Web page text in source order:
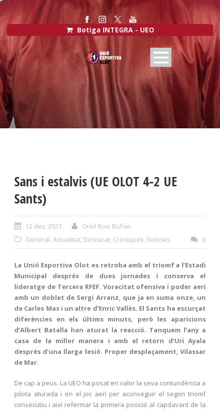
Botiga INTEGRA - UEO
Sans i estalvis (UE OLOT 4-2 UE
Sants)
12 des. 2021
Oriol Boix Bufias
General, Actualitat, Destacat, Cròniques, Notícies 0
La Unió Esportiva Olot es retroba amb el triomf a l’Estadi
Municipal després de dues jornades i conserva el
lideratge de Tercera RFEF. Voracitat ofensiva i poder aeri
amb un doblet de Sergi Arranz, que ja en suma onze, un
de Carles Mas i un altre d’Enric Vallès. El Sants ha escurçat
diferències en els últims minuts, però les aparicions
d’Albert Batalla han aturat la reacció. Tanquem l’any a
casa de la millor manera i amb el retorn d’Uri Ayala
després d’una llarga lesió. Proper desplaçament, Vilassar
de Mar.
De cap a peus. La UEO ha posat en valor la seva contundència a
pilota aturada i en el joc aeri per aconseguir el segon triomf
consecutiu i així refermar la primera posició al capdavant de la